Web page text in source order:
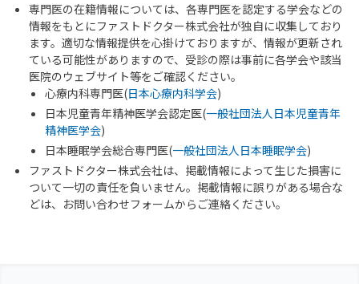
専門医の在籍情報については、各専門医を認定する学会などの
情報をもとにファストドクター株式会社が独自に収集しており
ます。適切な情報提供を心掛けておりますが、情報が更新され
ている可能性がありますので、受診の際は事前に各学会や該当
医院のウェブサイト等をご確認ください。
心療内科専門医(日本心療内科学会)
日本児童青年精神医学会認定医(一般社団法人日本児童青年
精神医学会)
日本睡眠学会総合専門医(一般社団法人日本睡眠学会)
ファストドクター株式会社は、掲載情報によって生じた損害に
ついて一切の責任を負いません。掲載情報に誤りがある場合な
どは、お問い合わせフォームからご連絡ください。